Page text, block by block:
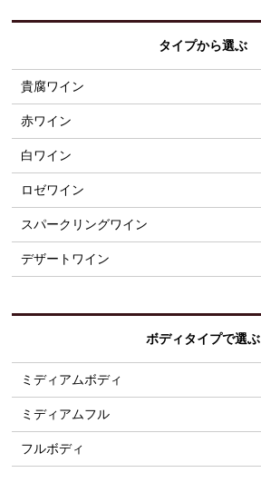
タイプから選ぶ
貴腐ワイン
赤ワイン
白ワイン
ロゼワイン
スパークリングワイン
デザートワイン
ボディタイプで選ぶ
ミディアムボディ
ミディアムフル
フルボディ